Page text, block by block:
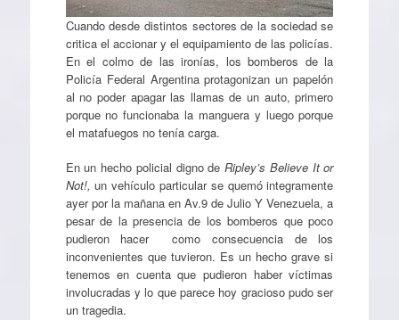
Cuando desde distintos sectores de la sociedad se
critica el accionar y el equipamiento de las policías.
En el colmo de las ironías, los bomberos de la
Policía Federal Argentina protagonizan un papelón
al no poder apagar las llamas de un auto, primero
porque no funcionaba la manguera y luego porque
el matafuegos no tenía carga.
En un hecho policial digno deRipley’s Believe It or
Not!,un vehículo particular se quemó integramente
ayer por la mañana en Av.9 de Julio Y Venezuela, a
pesar de la presencia de los bomberos que poco
pudieron hacer como consecuencia de los
inconvenientes que tuvieron. Es un hecho grave si
tenemos en cuenta que pudieron haber víctimas
involucradas y lo que parece hoy gracioso pudo ser
un tragedia.